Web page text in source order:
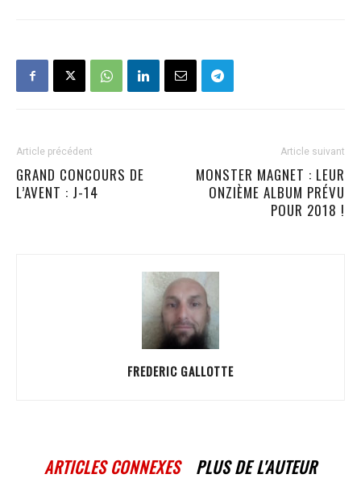
Article précédent
GRAND CONCOURS DE
L’AVENT : J-14
Article suivant
MONSTER MAGNET : LEUR
ONZIÈME ALBUM PRÉVU
POUR 2018 !
FREDERIC GALLOTTE
ARTICLES CONNEXES PLUS DE L'AUTEUR